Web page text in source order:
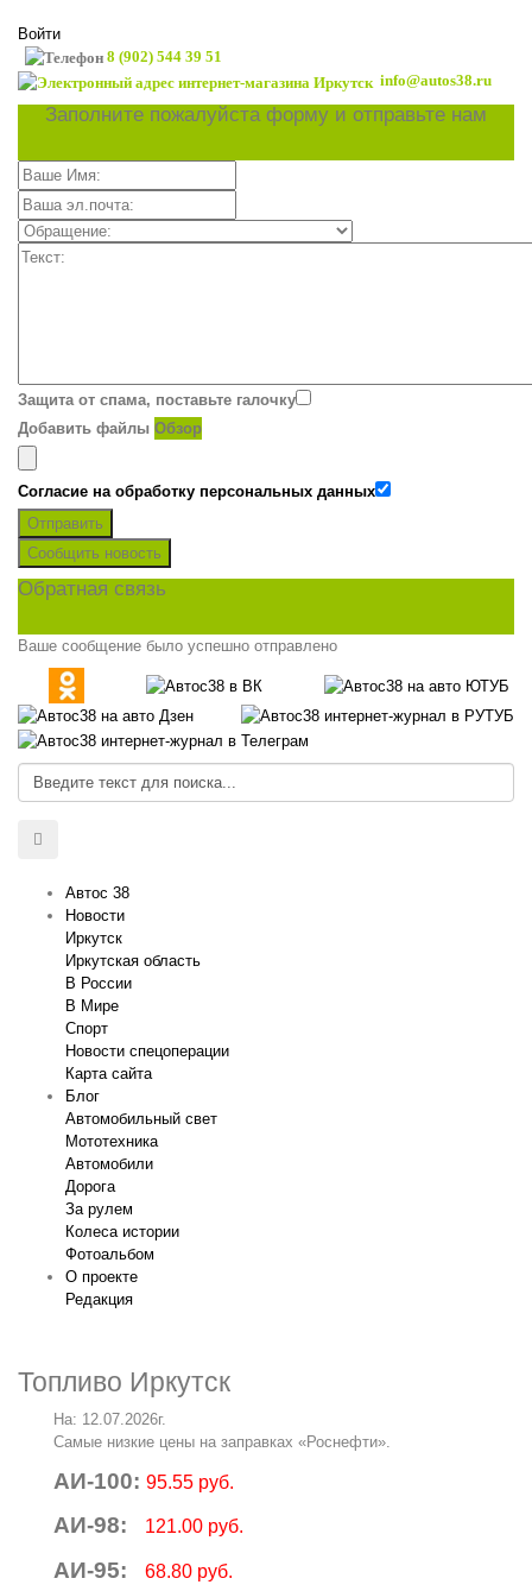
Войти
8 (902) 544 39 51
info@autos38.ru
Заполните пожалуйста форму и отправьте нам
Защита от спама, поставьте галочку
Добавить файлы Обзор
Согласие на обработку персональных данных
Отправить
Сообщить новость
Обратная связь
Ваше сообщение было успешно отправлено
Автос 38
Новости
Иркутск
Иркутская область
В России
В Мире
Спорт
Новости спецоперации
Карта сайта
Блог
Автомобильный свет
Мототехника
Автомобили
Дорога
За рулем
Колеса истории
Фотоальбом
О проекте
Редакция
Топливо Иркутск
На: 12.07.2026г.
Самые низкие цены на заправках «Роснефти».
АИ-100: 95.55 руб.
АИ-98: 121.00 руб.
АИ-95: 68.80 руб.